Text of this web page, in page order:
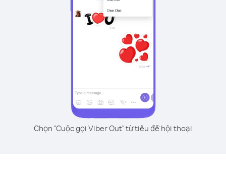
Chọn "Cuộc gọi Viber Out" từ tiêu đề hội thoại